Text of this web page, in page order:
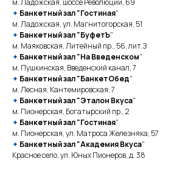
м. Ладожская, шоссе Революции, 69
✦ Банкетный зал "Гостиная"
м. Ладожская, ул. Магнитогорская, 51
✦ Банкетный зал "БуфетЪ"
м. Маяковская, Литейный пр., 56, лит.З
✦ Банкетный зал "На Введенском"
м. Пушкинская, Введенский канал, 7
✦ Банкетный зал "БанкетОбед"
м. Лесная, Кантемировская, 7
✦ Банкетный зал "Эталон Вкуса"
м. Пионерская, Богатырский пр., 2
✦ Банкетный зал "Гостиная"
м. Пионерская, ул. Матроса Железняка, 57
✦ Банкетный зал "Академия Вкуса"
Красное село, ул. Юных Пионеров, д. 38